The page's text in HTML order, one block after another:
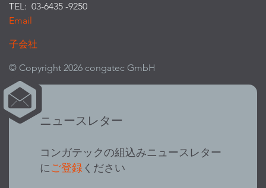
TEL: 03-6435 -9250
Email
子会社
© Copyright 2026 congatec GmbH
ニュースレター
コンガテックの組込みニュースレター
にご登録 ください